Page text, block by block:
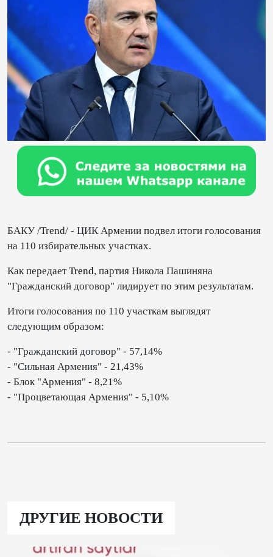
БАКУ /Trend/ - ЦИК Армении подвел итоги голосования
на 110 избирательных участках.
Как передаетTrend, партия Никола Пашиняна
"Гражданский договор" лидирует по этим результатам.
Итоги голосования по 110 участкам выглядят
следующим образом:
- "Гражданский договор" - 57,14%
- "Сильная Армения" - 21,43%
- Блок "Армения" - 8,21%
- "Процветающая Армения" - 5,10%
ДРУГИЕ НОВОСТИ